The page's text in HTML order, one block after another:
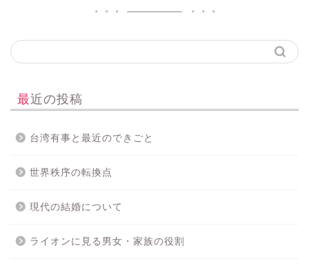
最近の投稿
台湾有事と最近のできごと
世界秩序の転換点
現代の結婚について
ライオンに見る男女・家族の役割